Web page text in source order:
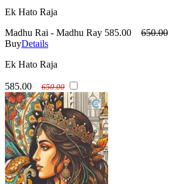
Ek Hato Raja
Madhu Rai - Madhu Ray 585.00
650.00
BuyDetails
Ek Hato Raja
585.00 650.00